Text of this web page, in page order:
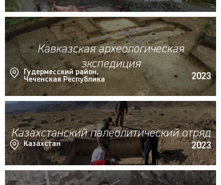
Кавказская археологическая
экспедиция
Гудермесский район,
Чеченская Республика
2023
Казахстанский палеолитический отряд
Казахстан 2023